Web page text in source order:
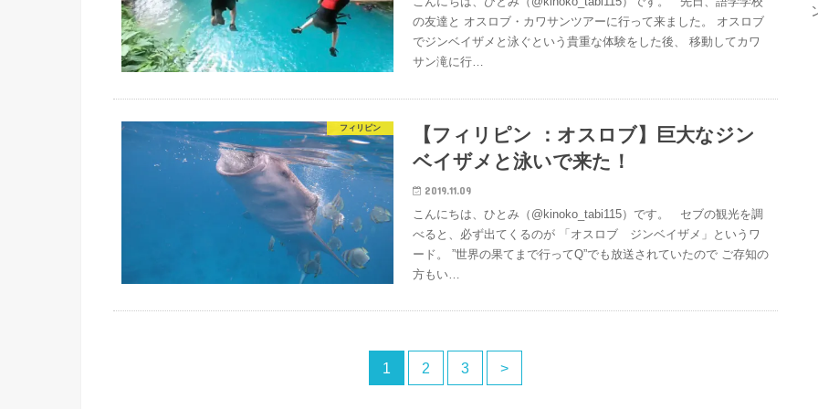
の友達と オスロブ・カワサンツアーに行って来ました。 オスロブ
でジンベイザメと泳ぐという貴重な体験をした後、 移動してカワ
サン滝に行…
フィリピン
【フィリピン ：オスロブ】巨大なジン
ベイザメと泳いで来た！
2019.11.09
こんにちは、ひとみ（@kinoko_tabi115）です。 セブの観光を調
べると、必ず出てくるのが 「オスロブ ジンベイザメ」というワ
ード。 ”世界の果てまで行ってQ”でも放送されていたので ご存知の
方もい…
1 2 3 >